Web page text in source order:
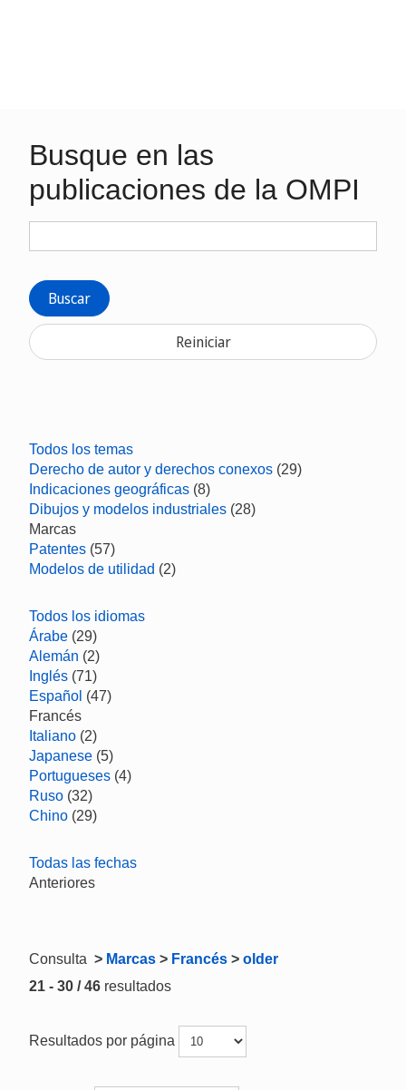
Busque en las
publicaciones de la OMPI
Buscar
Reiniciar
Todos los temas
Derecho de autor y derechos conexos (29)
Indicaciones geográficas (8)
Dibujos y modelos industriales (28)
Marcas
Patentes (57)
Modelos de utilidad (2)
Todos los idiomas
Árabe (29)
Alemán (2)
Inglés (71)
Español (47)
Francés
Italiano (2)
Japanese (5)
Portugueses (4)
Ruso (32)
Chino (29)
Todas las fechas
Anteriores
Consulta > Marcas > Francés > older
21 - 30 / 46 resultados
Resultados por página